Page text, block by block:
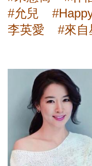
#允兒
李英愛
#來